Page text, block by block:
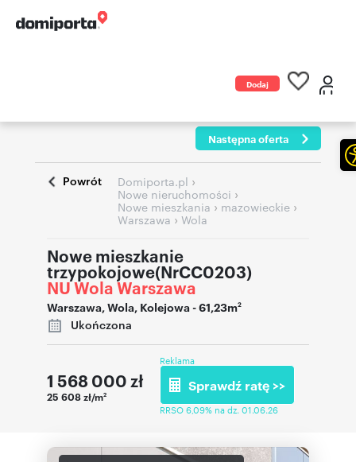
Dodaj
Następna oferta
Powrót Domiporta.pl ›
Nowe nieruchomości ›
Nowe mieszkania › mazowieckie ›
Warszawa › Wola
Nowe mieszkanie
trzypokojowe(NrCC0203)
NU Wola Warszawa
Warszawa,Wola, Kolejowa- 61,23m2
Ukończona
1 568 000 zł
25 608 zł/m2
Reklama
Sprawdź ratę >>
RRSO 6,09% na dz. 01.06.26